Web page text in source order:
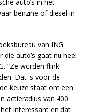
auto’s in het
benzine of diesel in
van ING.
auto’s gaat nu heel
“Ze worden flink
Dat is voor de
keuze staat om een
actieradius van 400
interessant en dat